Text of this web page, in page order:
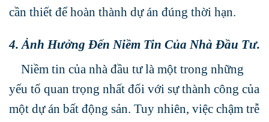
cần thiết để hoàn thành dự án đúng thời hạn.
4. Ảnh Hưởng Đến Niềm Tin Của Nhà Đầu Tư.
Niềm tin của nhà đầu tư là một trong những
yếu tố quan trọng nhất đối với sự thành công của
một dự án bất động sản. Tuy nhiên, việc chậm trễ